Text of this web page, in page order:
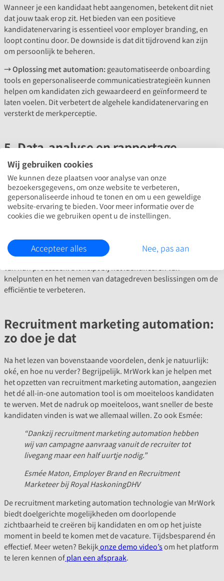
Wanneer je een kandidaat hebt aangenomen, betekent dit niet
dat jouw taak erop zit. Het bieden van een positieve
kandidatenervaring is essentieel voor employer branding, en
loopt continu door. De downside is dat dit tijdrovend kan zijn
om persoonlijk te beheren.
→ Oplossing met automation:geautomatiseerde onboarding
tools en gepersonaliseerde communicatiestrategieën kunnen
helpen om kandidaten zich gewaardeerd en geïnformeerd te
laten voelen. Dit verbetert de algehele kandidatenervaring en
versterkt de merkperceptie.
5. Data-analyse en rapportage
optimaliseren
Het verzamelen en analyseren van gegevens uit verschillende
fasen van het recruitmentproces kan complex zijn. Zonder
inzicht in deze gegevens is het moeilijk om processen te
optimaliseren en strategische beslissingen te nemen.
kunnen gegevens automatisch verzamelen en analyseren,
waardoor je als recruiter real-time inzicht krijgt in de prestaties
knelpunten en het nemen van datagedreven beslissingen om de
efficiëntie te verbeteren.
Recruitment marketing automation:
zo doe je dat
Na het lezen van bovenstaande voordelen, denk je natuurlijk:
oké, en hoe nu verder? Begrijpelijk. MrWork kan je helpen met
het opzetten van recruitment marketing automation, aangezien
het dé all-in-one automation tool is om moeiteloos kandidaten
te werven. Met de nadruk op moeiteloos, want sneller de beste
kandidaten vinden is wat we allemaal willen. Zo ook Esmée:
“Dankzij recruitment marketing automation hebben
wij van campagne aanvraag vanuit de recruiter tot
livegang maar een half uurtje nodig.”
Esmée Maton, Employer Brand en Recruitment
Marketeer bij Royal HaskoningDHV
De recruitment marketing automation technologie van MrWork
biedt doelgerichte mogelijkheden om doorlopende
zichtbaarheid te creëren bij kandidaten en om op het juiste
moment in beeld te komen met de vacature. Tijdsbesparend én
effectief. Meer weten? Bekijkonze demo video’som het platform
te leren kennen ofplan een afspraak.
Wij gebruiken cookies
We kunnen deze plaatsen voor analyse van onze
bezoekersgegevens, om onze website te verbeteren,
gepersonaliseerde inhoud te tonen en om u een geweldige
website-ervaring te bieden. Voor meer informatie over de
cookies die we gebruiken opent u de instellingen.
Accepteer alles Nee, pas aan